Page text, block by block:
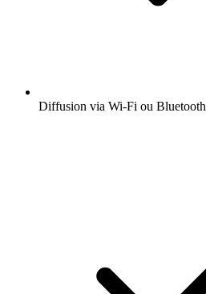
Diffusion via Wi-Fi ou Bluetooth